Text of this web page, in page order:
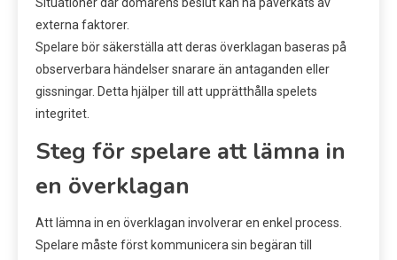
externa faktorer.
Spelare bör säkerställa att deras överklagan baseras på
observerbara händelser snarare än antaganden eller
gissningar. Detta hjälper till att upprätthålla spelets
integritet.
Steg för spelare att lämna in
en överklagan
Att lämna in en överklagan involverar en enkel process.
Spelare måste först kommunicera sin begäran till